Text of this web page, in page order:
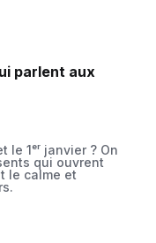
parlent aux
le 1ᵉʳ janvier ? On
qui ouvrent
le calme et